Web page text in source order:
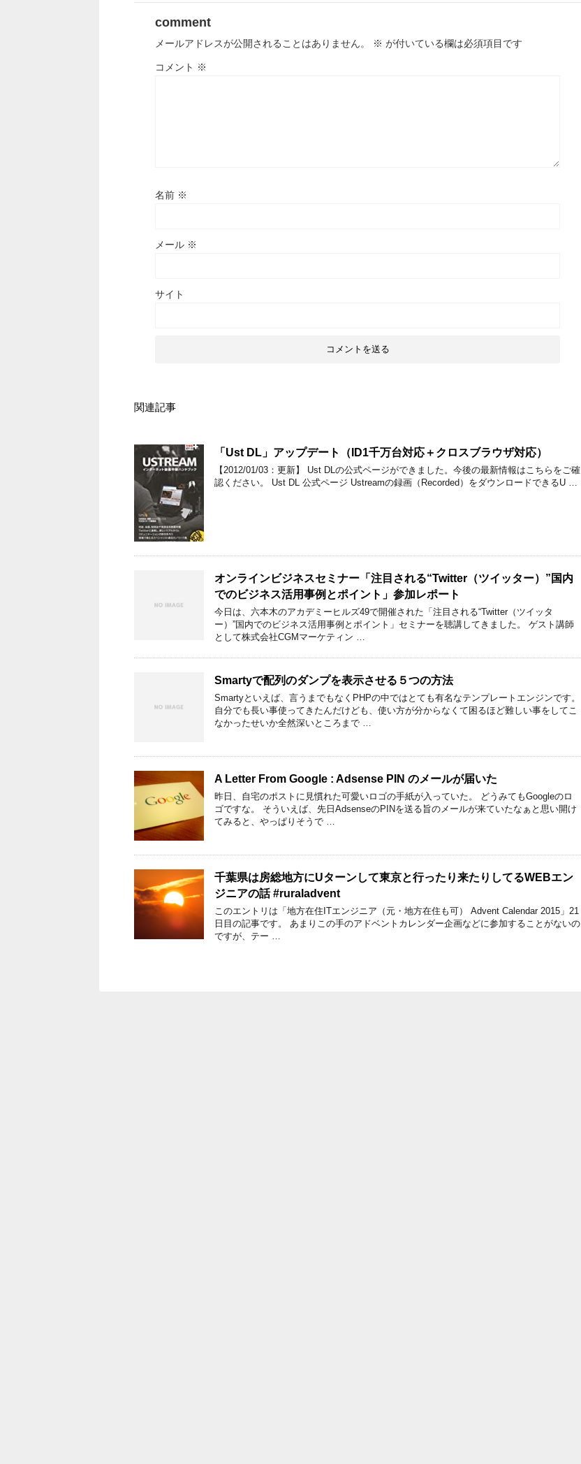
comment
メールアドレスが公開されることはありません。 ※ が付いている欄は必須項目です
コメント ※
名前 ※
メール ※
サイト
関連記事
「Ust DL」アップデート（ID1千万台対応＋クロスブラウザ対応）
【2012/01/03：更新】 Ust DLの公式ページができました。今後の最新情報はこちらをご確
認ください。 Ust DL 公式ページ Ustreamの録画（Recorded）をダウンロードできるU …
オンラインビジネスセミナー「注目される“Twitter（ツイッター）”国内
でのビジネス活用事例とポイント」参加レポート
今日は、六本木のアカデミーヒルズ49で開催された「注目される“Twitter（ツイッタ
ー）”国内でのビジネス活用事例とポイント」セミナーを聴講してきました。 ゲスト講師
として株式会社CGMマーケティン …
Smartyで配列のダンプを表示させる５つの方法
Smartyといえば、言うまでもなくPHPの中ではとても有名なテンプレートエンジンです。
自分でも長い事使ってきたんだけども、使い方が分からなくて困るほど難しい事をしてこ
なかったせいか全然深いところまで …
A Letter From Google : Adsense PIN のメールが届いた
昨日、自宅のポストに見慣れた可愛いロゴの手紙が入っていた。 どうみてもGoogleのロ
ゴですな。 そういえば、先日AdsenseのPINを送る旨のメールが来ていたなぁと思い開け
てみると、やっぱりそうで …
千葉県は房総地方にUターンして東京と行ったり来たりしてるWEBエン
ジニアの話 #ruraladvent
このエントリは「地方在住ITエンジニア（元・地方在住も可） Advent Calendar 2015」21
日目の記事です。 あまりこの手のアドベントカレンダー企画などに参加することがないの
ですが、テー …